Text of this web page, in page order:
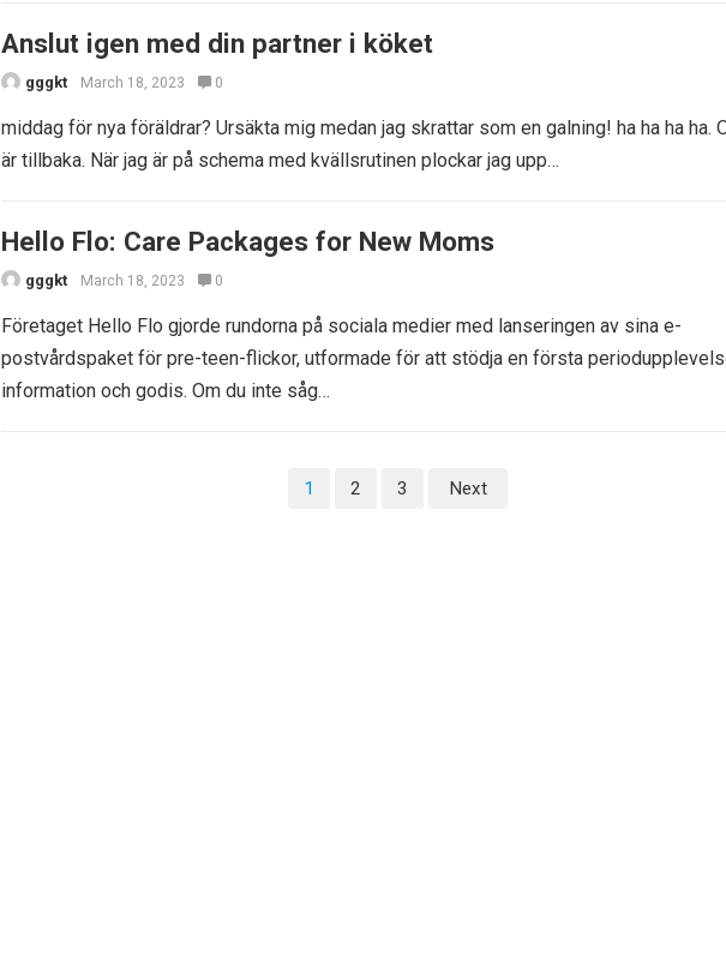
Anslut igen med din partner i köket
gggkt March 18, 2023 0
middag för nya föräldrar? Ursäkta mig medan jag skrattar som en galning! ha ha ha ha.
är tillbaka. När jag är på schema med kvällsrutinen plockar jag upp…
Hello Flo: Care Packages for New Moms
gggkt March 18, 2023 0
Företaget Hello Flo gjorde rundorna på sociala medier med lanseringen av sina e-
postvårdspaket för pre-teen-flickor, utformade för att stödja en första
information och godis. Om du inte såg…
1 2 3 Next